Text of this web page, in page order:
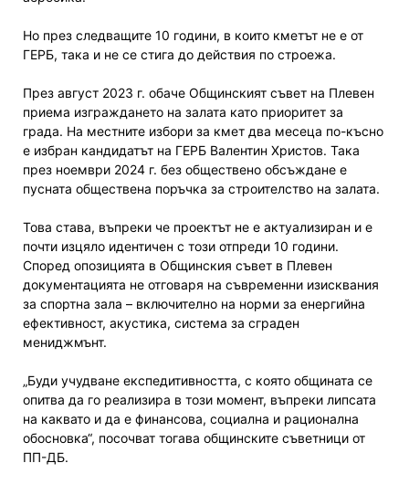
Но през следващите 10 години, в които кметът не е от
ГЕРБ, така и не се стига до действия по строежа.
През август 2023 г. обаче Общинският съвет на Плевен
приема изграждането на залата като приоритет за
града. На местните избори за кмет два месеца по-късно
е избран кандидатът на ГЕРБ Валентин Христов. Така
през ноември 2024 г. без обществено обсъждане е
пусната обществена поръчка за строителство на залата.
Това става, въпреки че проектът не е актуализиран и е
почти изцяло идентичен с този отпреди 10 години.
Според опозицията в Общинския съвет в Плевен
документацията не отговаря на съвременни изисквания
за спортна зала – включително на норми за енергийна
ефективност, акустика, система за сграден
мениджмънт.
„Буди учудване експедитивността, с която общината се
опитва да го реализира в този момент, въпреки липсата
на каквато и да е финансова, социална и рационална
обосновка“, посочват тогава общинските съветници от
ПП-ДБ.